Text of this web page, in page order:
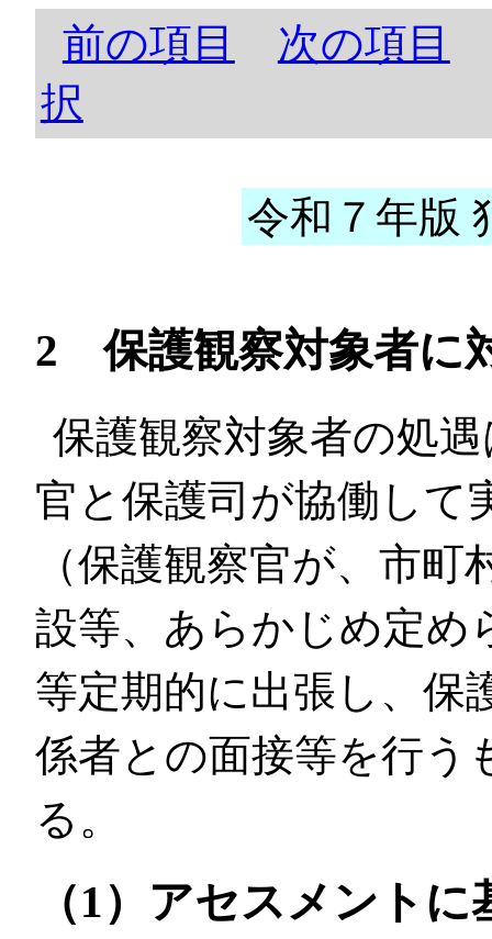
前の項目
次の項目
択
令和７年版
2 保護観察対象者に
保護観察対象者の処
官と保護司が協働して
（保護観察官が、市
設等、あらかじめ定め
等定期的に出張し、保
係者との面接等を行う
る。
（1）アセスメント